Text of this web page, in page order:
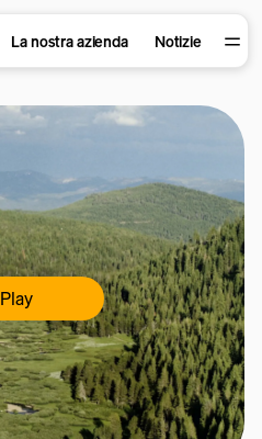
La nostra azienda Notizie
Play